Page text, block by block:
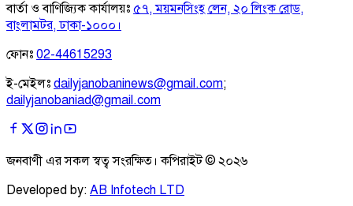
বার্তা ও বাণিজ্যিক কার্যালয়ঃ ৫৭, ময়মনসিংহ লেন, ২০ লিংক রোড,
বাংলামটর, ঢাকা-১০০০।
ফোনঃ 02-44615293
ই-মেইলঃ dailyjanobaninews@gmail.com;
dailyjanobaniad@gmail.com
জনবাণী এর সকল স্বত্ব সংরক্ষিত। কপিরাইট © ২০২৬
Developed by: AB Infotech LTD